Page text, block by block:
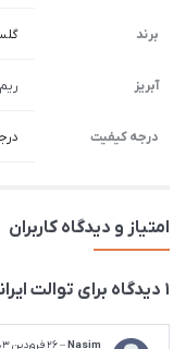
برند
آبریز
درجه کیفیت
امتیاز و دیدگاه کاربران
1 دیدگاه برای توالت
Nasim
–26 فروردین 1403